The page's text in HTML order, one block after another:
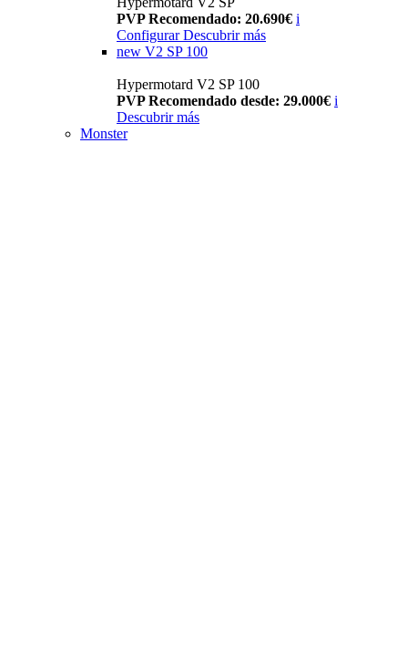
PVP Recomendado: 20.690€ i
Configurar Descubrir más
new V2 SP 100
Hypermotard V2 SP 100
PVP Recomendado desde: 29.000€ i
Descubrir más
Monster